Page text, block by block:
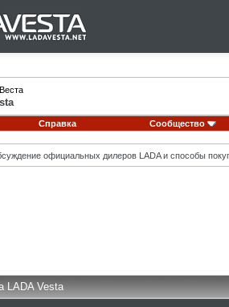
Справка Сообщество
официальных дилеров LADA и способы
LADA Vesta